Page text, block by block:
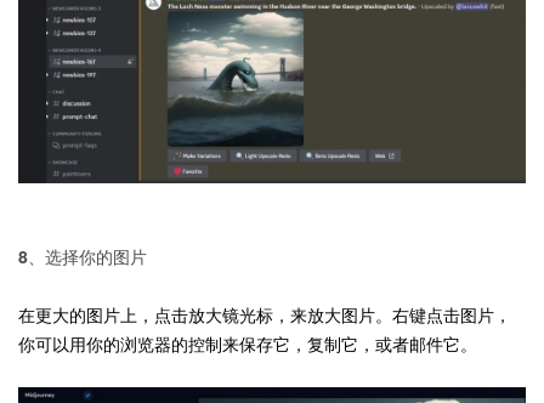
8、选择你的图片
在更大的图片上，点击放大镜光标，来放大图片。右键点击图片，
你可以用你的浏览器的控制来保存它，复制它，或者邮件它。